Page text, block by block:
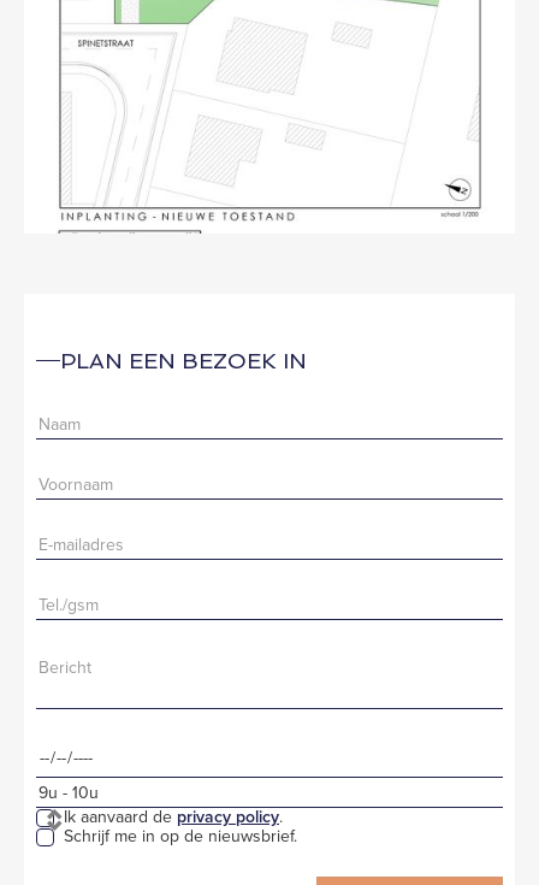
PLAN EEN BEZOEK IN
Ik aanvaard de privacy policy.
Schrijf me in op de nieuwsbrief.